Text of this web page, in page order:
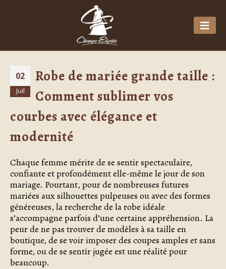
02
Juil
Robe de mariée grande taille :
Comment sublimer vos
courbes avec élégance et
modernité
Chaque femme mérite de se sentir spectaculaire,
confiante et profondément elle-même le jour de son
mariage. Pourtant, pour de nombreuses futures
mariées aux silhouettes pulpeuses ou avec des formes
généreuses, la recherche de la robe idéale
s’accompagne parfois d’une certaine appréhension. La
peur de ne pas trouver de modèles à sa taille en
boutique, de se voir imposer des coupes amples et sans
forme, ou de se sentir jugée est une réalité pour
beaucoup.